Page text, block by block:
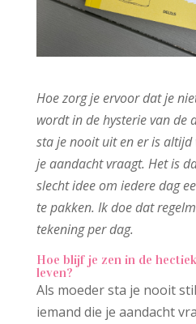
Hoe zorg je ervoor dat je
wordt in de hysterie van de
sta je nooit uit en er is
je aandacht vraagt. Het is
slecht idee om iedere dag
te pakken. Ik doe dat
tekening per dag.
Hoe blijf je zen in de
leven?
Als moeder sta je nooit
iemand die je aandacht